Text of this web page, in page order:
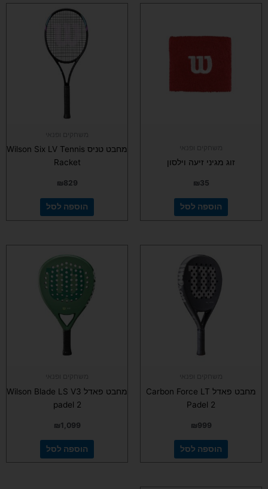
זוג מגיני זיעה וילסון
₪35
הוספה לסל
מחבט טניס Wilson Six LV Tennis
Racket
₪829
הוספה לסל
מחבט פאדל Carbon Force LT
Padel 2
₪999
הוספה לסל
מחבט פאדל Wilson Blade LS V3
padel 2
₪1,099
הוספה לסל